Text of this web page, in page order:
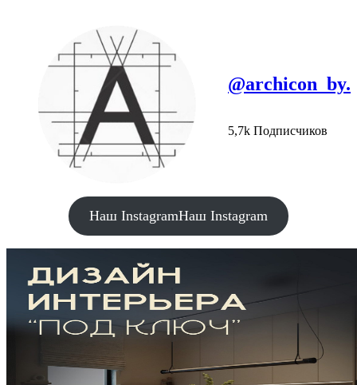
@archicon_by.
5,7k Подписчиков
Наш InstagramНаш Instagram